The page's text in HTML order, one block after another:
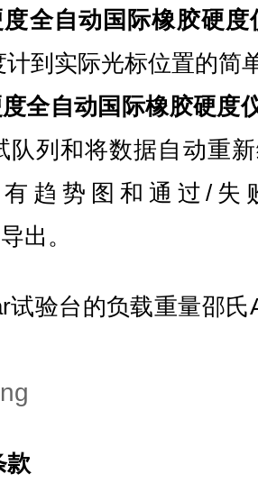
全自动国际橡胶硬度
计到实际光标位置的简
全自动国际橡胶硬度
队列和将数据自动重
趋势图和通过/失
出。
试验台的负载重量邵
款